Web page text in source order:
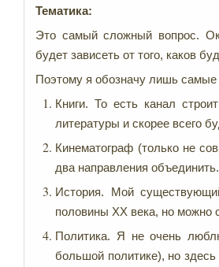
Тематика:
Это самый сложный вопрос.
будет зависеть от того, каков
Поэтому я обозначу лишь
Книги. То есть канал
литературы и скорее всего
Кинематограф (только не
два направления объединить.
История. Мой
половины ХХ века, но можно
Политика. Я не очень
большой политике), но